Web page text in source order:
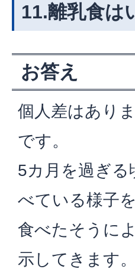
11.離乳食は
お答え
個人差はあり
です。
5カ月を過ぎ
べている様子
食べたそうに
示してきます。